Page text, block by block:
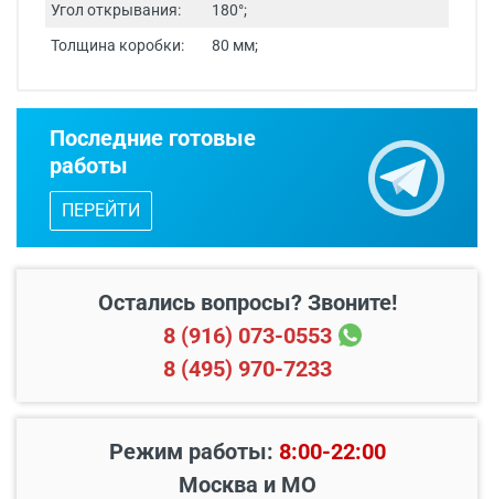
Угол открывания:
180°;
Толщина коробки:
80 мм;
Бесплатный выезд специалиста
каталогом входных дверей, образцами
Последние готовые
работы
ПЕРЕЙТИ
Остались вопросы? Звоните!
8 (916) 073-0553
8 (495) 970-7233
Режим работы: 8:00-22:00
Москва и МО